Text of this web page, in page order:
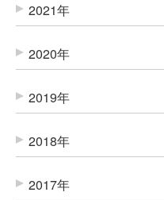
2021年
2020年
2019年
2018年
2017年